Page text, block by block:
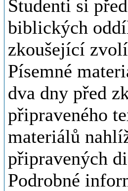
Studenti si
biblických
zkoušející
Písemné
dva dny před
připraveného
materiálů
připravených
Podrobné